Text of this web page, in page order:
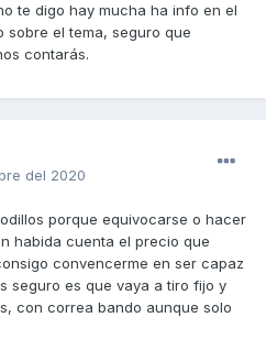
te digo hay mucha ha info en el
sobre el tema, seguro que
contarás.
del 2020
porque equivocarse o hacer
habida cuenta el precio que
convencerme en ser capaz
seguro es que vaya a tiro fijo y
con correa bando aunque solo